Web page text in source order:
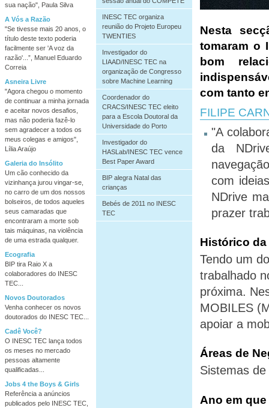
sua nação", Paula Silva
A Vós a Razão
"Se tivesse mais 20 anos, o
título deste texto poderia
facilmente ser 'A voz da
razão'...”, Manuel Eduardo
Correia
Asneira Livre
"Agora chegou o momento
de continuar a minha jornada
e aceitar novos desafios,
mas não poderia fazê-lo
sem agradecer a todos os
meus colegas e amigos",
Lília Araújo
Galeria do Insólito
Um cão conhecido da
vizinhança jurou vingar-se,
no carro de um dos nossos
bolseiros, de todos aqueles
seus camaradas que
encontraram a morte sob
tais máquinas, na violência
de uma estrada qualquer.
Ecografia
BIP tira Raio X a
colaboradores do INESC
TEC...
Novos Doutorados
Venha conhecer os novos
doutorados do INESC TEC...
Cadê Você?
O INESC TEC lança todos
os meses no mercado
pessoas altamente
qualificadas...
Jobs 4 the Boys & Girls
Referência a anúncios
publicados pelo INESC TEC,
INESC TEC organiza
reunião do Projeto Europeu
TWENTIES
Investigador do
LIAAD/INESC TEC na
organização de Congresso
sobre Machine Learning
Coordenador do
CRACS/INESC TEC eleito
para a Escola Doutoral da
Universidade do Porto
Investigador do
HASLab/INESC TEC vence
Best Paper Award
BIP alegra Natal das
crianças
Bebés de 2011 no INESC
TEC
Nesta
tomaram o
bom
com tanto
FILIPE
"A
da
com
NDrive
prazer
Histórico da
Tendo um
trabalhado
próxima.
MOBILES
apoiar a
Áreas de
Sistemas
Ano em